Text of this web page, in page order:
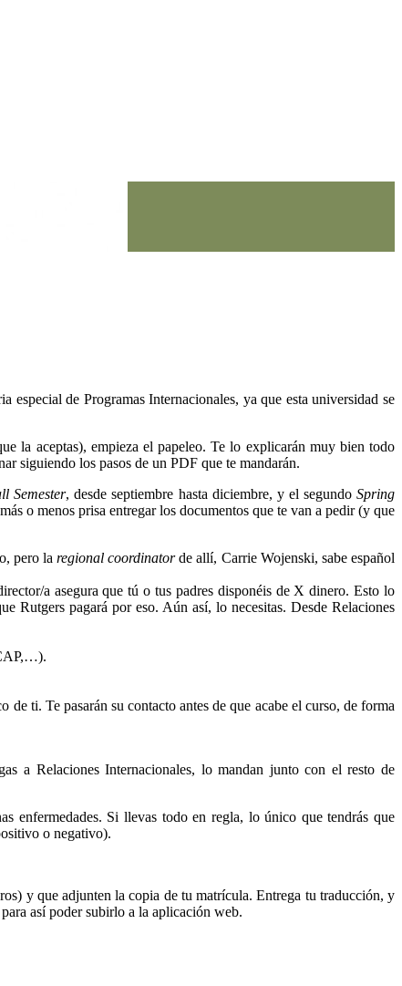
de Programas Internacionales, ya que esta universidad se
la aceptas), empieza el papeleo. Te lo explicarán muy bien todo
siguiendo los pasos de un PDF que te mandarán.
Semester, desde septiembre hasta diciembre, y el segundoSpring
o menos prisa entregar los documentos que te van a pedir (y que
pero laregional coordinatorde allí, Carrie Wojenski, sabe español
a asegura que tú o tus padres disponéis de X dinero. Esto lo
Rutgers pagará por eso. Aún así, lo necesitas. Desde Relaciones
ti. Te pasarán su contacto antes de que acabe el curso, de forma
a Relaciones Internacionales, lo mandan junto con el resto de
enfermedades. Si llevas todo en regla, lo único que tendrás que
o negativo).
y que adjunten la copia de tu matrícula. Entrega tu traducción, y
así poder subirlo a la aplicación web.